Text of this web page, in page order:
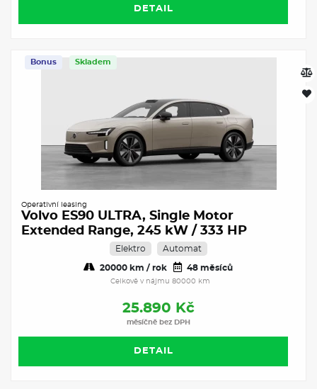
DETAIL
Skladem
Bonus
Operativní leasing
Volvo ES90 ULTRA, Single Motor
Extended Range, 245 kW / 333 HP
Elektro Automat
20000 km / rok 48 měsíců
Celkově v nájmu 80000 km
25.890 Kč
měsíčně bez DPH
DETAIL